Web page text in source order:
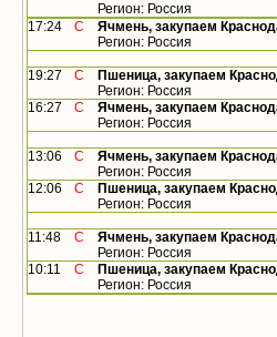
Регион: Россия
17:24
С
Ячмень, закупаем
Регион: Россия
19:27 С
Пшеница, закупаем
Регион: Россия
16:27
С
Ячмень, закупаем
Регион: Россия
13:06 С
Ячмень, закупаем
Регион: Россия
12:06
С
Пшеница, закупаем
Регион: Россия
11:48 С
Ячмень, закупаем
Регион: Россия
10:11
С
Пшеница, закупаем
Регион: Россия